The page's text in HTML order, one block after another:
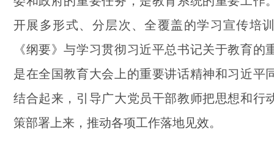
开展多形式、分层次、全覆盖的学习宣传培
《纲要》与学习贯彻习近平总书记关于教育的
是在全国教育大会上的重要讲话精神和习近平
结合起来，引导广大党员干部教师把思想和行
策部署上来，推动各项工作落地见效。